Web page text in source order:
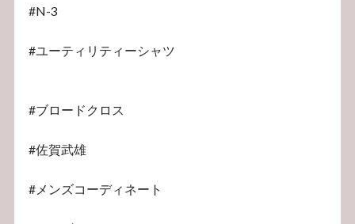
#N-3
#ユーティリティーシャツ
#ブロードクロス
#佐賀武雄
#メンズコーディネート